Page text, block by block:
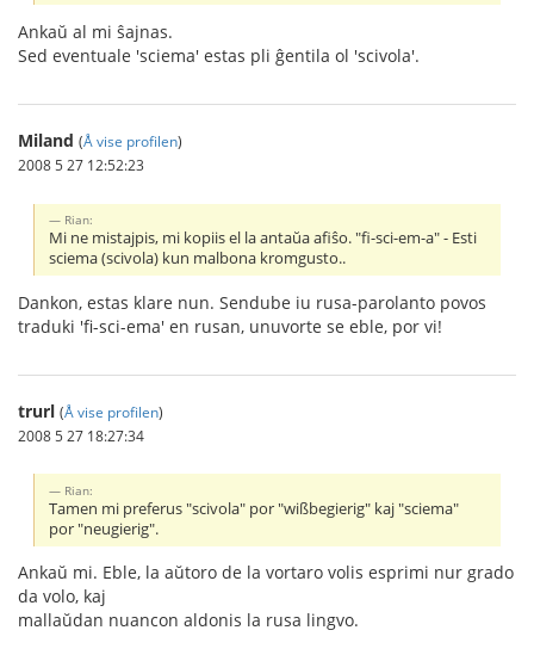
Ankaŭ al mi ŝajnas.
Sed eventuale 'sciema' estas pli ĝentila ol 'scivola'.
Miland (Å vise profilen)
2008 5 27 12:52:23
Rian:
Mi ne mistajpis, mi kopiis el la antaŭa afiŝo. "fi-sci-em-a" - Esti
sciema (scivola) kun malbona kromgusto..
Dankon, estas klare nun. Sendube iu rusa-parolanto povos
traduki 'fi-sci-ema' en rusan, unuvorte se eble, por vi!
trurl (Å vise profilen)
2008 5 27 18:27:34
Rian:
Tamen mi preferus "scivola" por "wißbegierig" kaj "sciema"
por "neugierig".
Ankaŭ mi. Eble, la aŭtoro de la vortaro volis esprimi nur grado
da volo, kaj
mallaŭdan nuancon aldonis la rusa lingvo.